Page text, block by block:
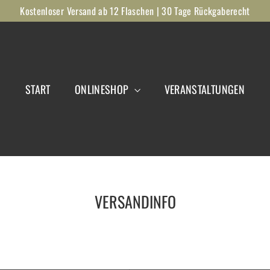
Kostenloser Versand ab 12 Flaschen | 30 Tage Rückgaberecht
START ONLINESHOP VERANSTALTUNGEN
VERSANDINFO